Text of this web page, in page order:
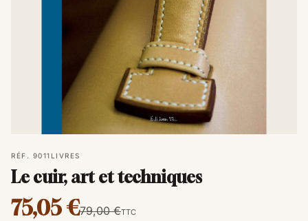
RÉF. 9011 LIVRES
Le cuir, art et techniques
75,05 €79,00 €TTC